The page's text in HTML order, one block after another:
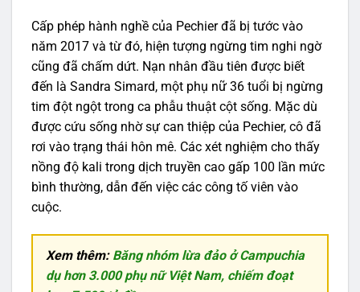
Cấp phép hành nghề của Pechier đã bị tước vào
năm 2017 và từ đó, hiện tượng ngừng tim nghi ngờ
cũng đã chấm dứt. Nạn nhân đầu tiên được biết
đến là Sandra Simard, một phụ nữ 36 tuổi bị ngừng
tim đột ngột trong ca phẫu thuật cột sống. Mặc dù
được cứu sống nhờ sự can thiệp của Pechier, cô đã
rơi vào trạng thái hôn mê. Các xét nghiệm cho thấy
nồng độ kali trong dịch truyền cao gấp 100 lần mức
bình thường, dẫn đến việc các công tố viên vào
cuộc.
Xem thêm: Băng nhóm lừa đảo ở Campuchia
dụ hơn 3.000 phụ nữ Việt Nam, chiếm đoạt